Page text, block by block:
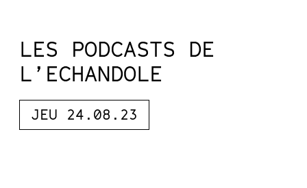
LES PODCASTS DE
L’ECHANDOLE
JEU 24.08.23